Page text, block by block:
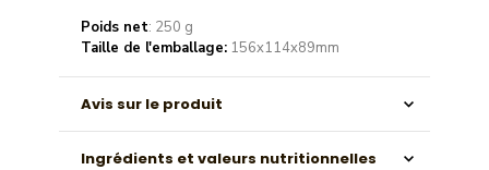
Poids net: 250 g
Taille de l'emballage: 156x114x89mm
Avis sur le produit
Ingrédients et valeurs nutritionnelles